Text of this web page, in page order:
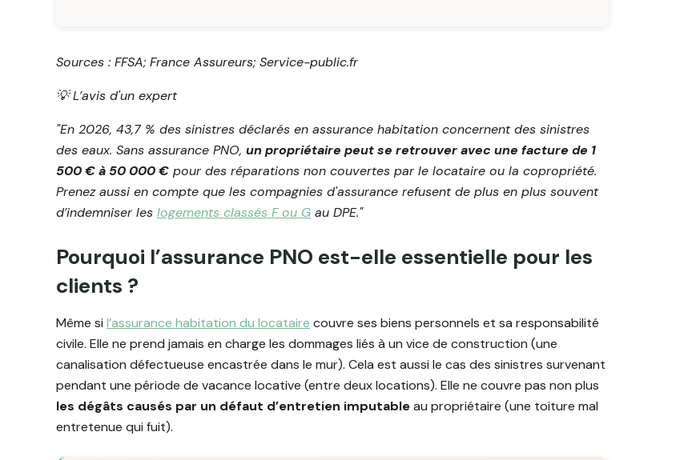
Sources : FFSA; France Assureurs; Service-public.fr
💡 L’avis d'un expert
"En 2026, 43,7 % des sinistres déclarés en assurance habitation concernent des sinistres
des eaux. Sans assurance PNO, un propriétaire peut se retrouver avec une facture de 1
500 € à 50 000 € pour des réparations non couvertes par le locataire ou la copropriété.
Prenez aussi en compte que les compagnies d'assurance refusent de plus en plus souvent
d’indemniser les logements classés F ou G au DPE."
Pourquoi l’assurance PNO est-elle essentielle pour les
clients ?
Même si l’assurance habitation du locataire couvre ses biens personnels et sa responsabilité
civile. Elle ne prend jamais en charge les dommages liés à un vice de construction (une
canalisation défectueuse encastrée dans le mur). Cela est aussi le cas des sinistres survenant
pendant une période de vacance locative (entre deux locations). Elle ne couvre pas non plus
les dégâts causés par un défaut d’entretien imputableau propriétaire (une toiture mal
entretenue qui fuit).